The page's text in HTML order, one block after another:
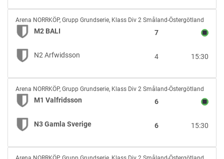
M2
BALI
vs
N2
Arfwidsson
Arena NORRKÖP, Grupp Grundserie, Klass Div 2 Småland-Östergötland
M2 BALI 7
N2 Arfwidsson 15:30
4
M1
Valfridsson
vs
N3
Gamla
Arena NORRKÖP, Grupp Grundserie, Klass Div 2 Småland-Östergötland
M1 Valfridsson 6
N3 Gamla Sverige 15:30
6
L1